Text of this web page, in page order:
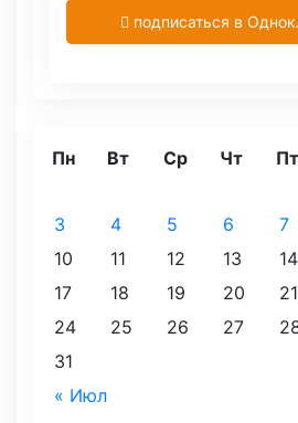
подписаться в
Пн Вт Ср Чт Пт
« Июл
3
4 5 6 7
10
11 12 13 14
17
18 19 20 21
24
25 26 27
31